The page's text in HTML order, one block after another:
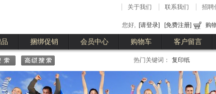
您好, [请登录] [免费注册] 购
关于我们 联系我们 招聘
捆绑促销 会员中心 购物车 客户留言
热门关键词： 复印纸